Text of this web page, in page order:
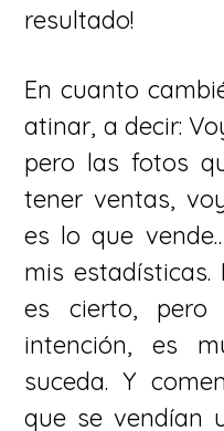
resultado!
En cuanto
atinar, a decir:
pero las fotos
tener ventas,
es lo que
mis
es cierto,
intención, es
suceda. Y
que se vendían